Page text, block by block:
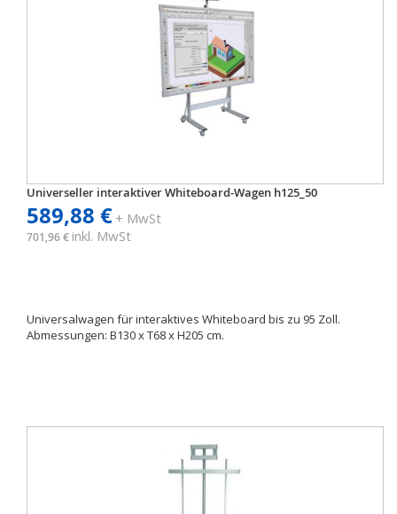
Universeller interaktiver Whiteboard-Wagen h125_50
589,88 €+ MwSt
701,96 € inkl. MwSt
Universalwagen für interaktives Whiteboard bis zu 95 Zoll.
Abmessungen: B130 x T68 x H205 cm.